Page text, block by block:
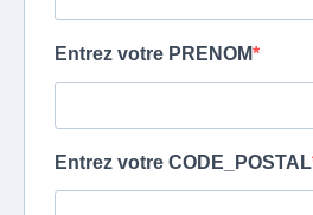
Entrez votre PRENOM
Entrez votre CODE_POSTAL